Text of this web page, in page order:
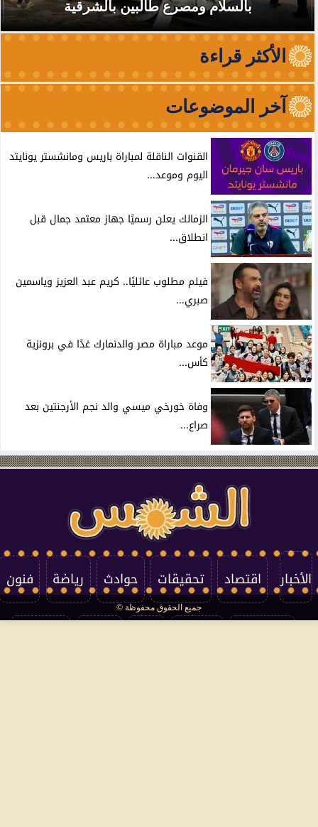
مضيق هرمز دون إصابات
الأكثر قراءة
آخر الموضوعات
القنوات الناقلة لمباراة باريس ومانشستر يونايتد
اليوم وموعد...
الزمالك يعلن رسميًا جهاز معتمد جمال قبل
انطلاق...
فيلم مطلوب عائليًا.. كريم عبد العزيز وياسمين
صبري...
موعد مباراة مصر والدنمارك غدًا في برونزية
كأس...
وفاة خورخي ميسي والد نجم الأرجنتين بعد
صراع...
الأخبار اقتصاد تحقيقات حوادث رياضة فنون
جميع الحقوق محفوظة ©